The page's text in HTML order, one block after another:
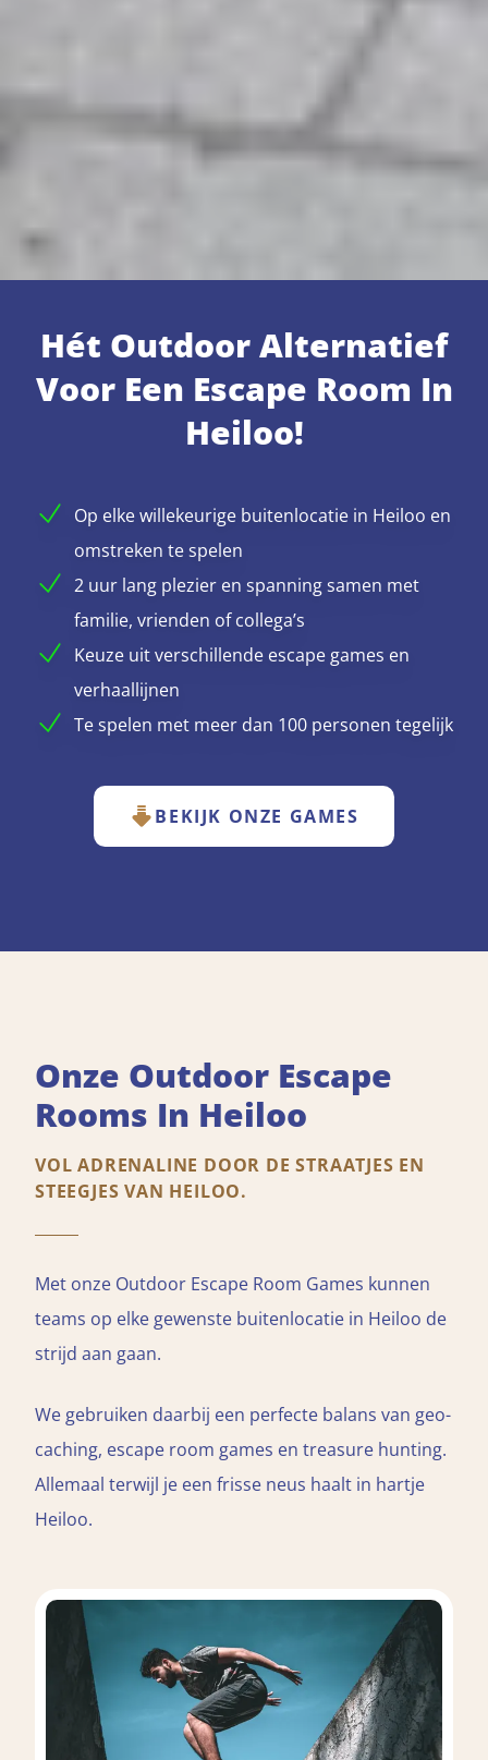
Hét Outdoor Alternatief
Voor Een Escape Room In
Heiloo!
Op elke willekeurige buitenlocatie in Heiloo en
omstreken te spelen
2 uur lang plezier en spanning samen met
familie, vrienden of collega’s
Keuze uit verschillende escape games en
verhaallijnen
Te spelen met meer dan 100 personen tegelijk
BEKIJK ONZE GAMES
Onze Outdoor Escape
Rooms In Heiloo
VOL ADRENALINE DOOR DE STRAATJES EN
STEEGJES VAN HEILOO.
Met onze Outdoor Escape Room Games kunnen
teams op elke gewenste buitenlocatie in Heiloo de
strijd aan gaan.
We gebruiken daarbij een perfecte balans van geo-
caching, escape room games en treasure hunting.
Allemaal terwijl je een frisse neus haalt in hartje
Heiloo.